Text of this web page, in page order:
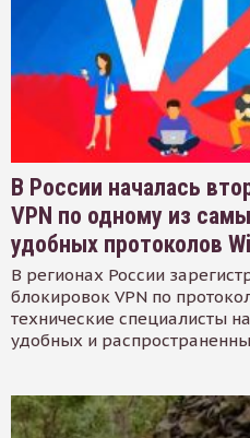
В России началась
VPN по одному из
удобных протоколов
В регионах России
блокировок VPN по
технические специалисты
удобных и